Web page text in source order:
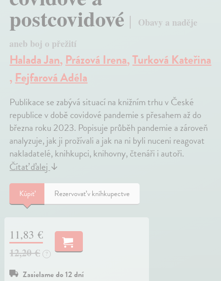
postcovidové
Obavy a naděje
aneb boj o přežití
Halada Jan, Prázová Irena,Turková Kateřina
, Fejfarová Adéla
Publikace se zabývá situací na knižním trhu v České
republice v době covidové pandemie s přesahem až do
března roku 2023. Popisuje průběh pandemie a zároveň
analyzuje, jak ji prožívali a jak na ni byli nuceni reagovat
nakladatelé, knihkupci, knihovny, čtenáři i autoři.
Čítať ďalej ↓
Kúpiť Rezervovať v kníhkupectve
11,83 €
12,20 €
?
Zasielame do 12 dní